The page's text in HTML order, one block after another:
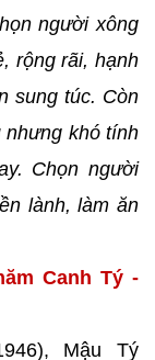
người xông
rộng rãi, hạnh
sung túc. Còn
nhưng khó tính
Chọn người
lành, làm ăn
Canh Tý -
Mậu Tý